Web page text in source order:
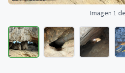
Imagen 1